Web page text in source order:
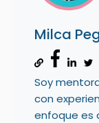
Milca
Soy
con
enfoque es